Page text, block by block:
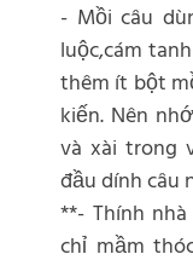
- Mồi câu
luộc,cám
thêm ít bột
kiến. Nên
và xài trong
đầu dính câu
**- Thính
chỉ mầm